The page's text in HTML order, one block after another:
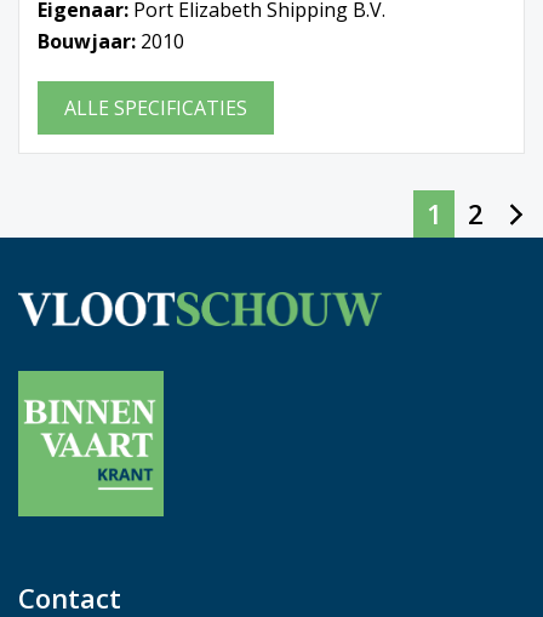
Eigenaar: Port Elizabeth Shipping B.V.
Bouwjaar: 2010
ALLE SPECIFICATIES
1 2
Contact